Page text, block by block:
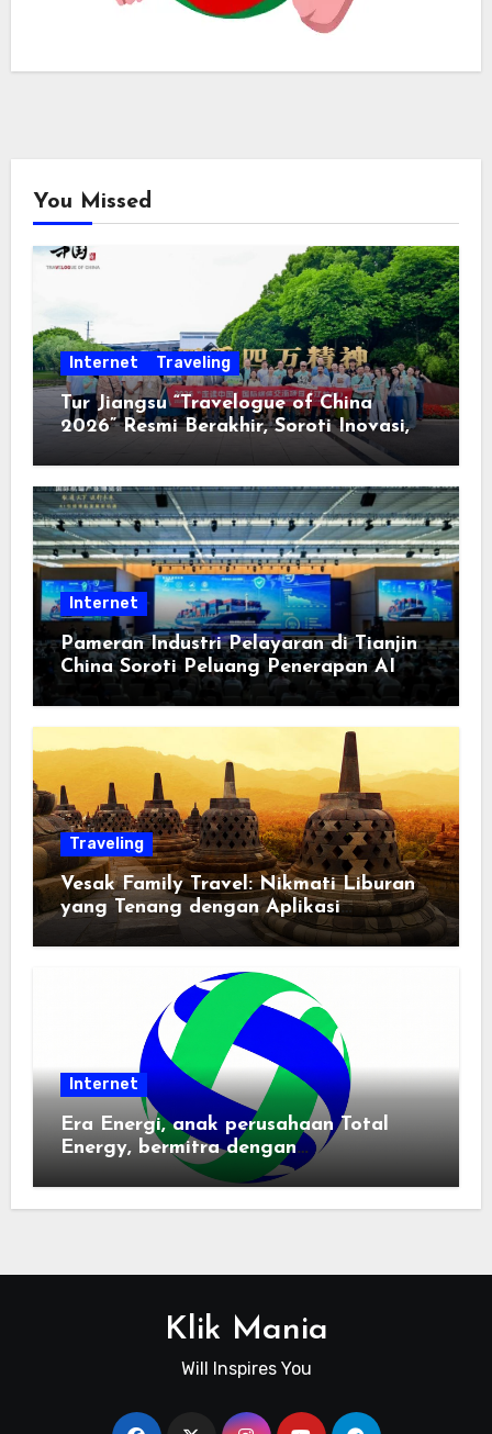
You Missed
Internet Traveling
Tur Jiangsu “Travelogue of China
2026” Resmi Berakhir, Soroti Inovasi,
Keterbukaan, dan Pembangunan
Berorientasi pada Masyarakat
Internet
Pameran Industri Pelayaran di Tianjin
China Soroti Peluang Penerapan AI
Traveling
Vesak Family Travel: Nikmati Liburan
yang Tenang dengan Aplikasi
Pemindai PDF
Internet
Era Energi, anak perusahaan Total
Energy, bermitra dengan
Zhuochuangtong untuk mempercepat
transisi energi Indonesia — raksasa
Klik Mania
Will Inspires You